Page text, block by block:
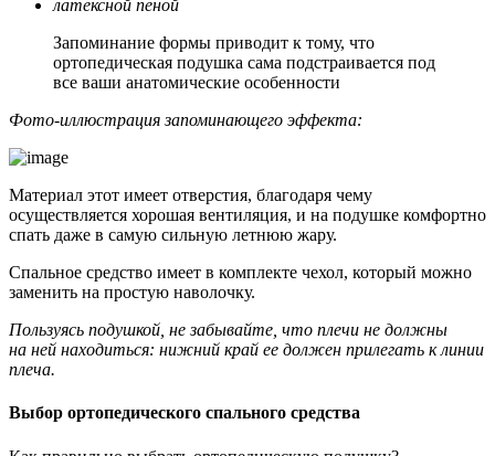
латексной пеной
Запоминание формы приводит к тому, что
ортопедическая подушка сама подстраивается под
все ваши анатомические особенности
Фото-иллюстрация запоминающего эффекта:
Материал этот имеет отверстия, благодаря чему
осуществляется хорошая вентиляция, и на подушке комфортно
спать даже в самую сильную летнюю жару.
Спальное средство имеет в комплекте чехол, который можно
заменить на простую наволочку.
Пользуясь подушкой, не забывайте, что плечи не должны
на ней находиться: нижний край ее должен прилегать к линии
плеча.
Выбор ортопедического спального средства